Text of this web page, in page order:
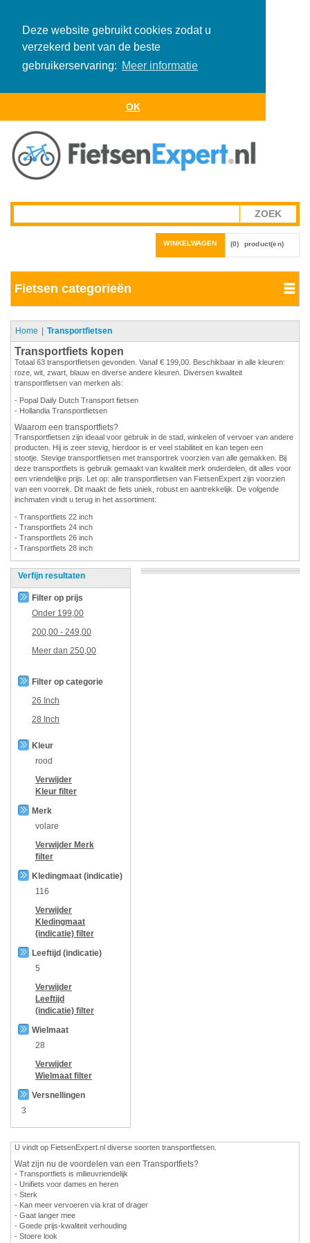
Deze website gebruikt cookies zodat u
verzekerd bent van de beste
gebruikerservaring: Meer informatie
OK
WINKELWAGEN (0) product(en)
Fietsen categorieën
Home Transportfietsen
Transportfiets kopen
Totaal 63 transportfietsen gevonden. Vanaf € 199,00. Beschikbaar in alle kleuren:
roze, wit, zwart, blauw en diverse andere kleuren. Diversen kwaliteit
transportfietsen van merken als:
- Popal Daily Dutch Transport fietsen
- Hollandia Transportfietsen
Waarom een transportfiets?
Transportfietsen zijn ideaal voor gebruik in de stad, winkelen of vervoer van andere
producten. Hij is zeer stevig, hierdoor is er veel stabiliteit en kan tegen een
stootje. Stevige transportfietsen met transportrek voorzien van alle gemakken. Bij
deze transportfiets is gebruik gemaakt van kwaliteit merk onderdelen, dit alles voor
een vriendelijke prijs. Let op: alle transportfietsen van FietsenExpert zijn voorzien
van een voorrek. Dit maakt de fiets uniek, robust en aantrekkelijk. De volgende
inchmaten vindt u terug in het assortiment:
- Transportfiets 22 inch
- Transportfiets 24 inch
- Transportfiets 26 inch
- Transportfiets 28 inch
Verfijn resultaten
Filter op prijs
Onder 199,00
200,00 - 249,00
Meer dan 250,00
Filter op categorie
26 Inch
28 Inch
Kleur
rood
Verwijder
Kleur filter
Merk
volare
Verwijder Merk
filter
Kledingmaat (indicatie)
116
Verwijder
Kledingmaat
(indicatie) filter
Leeftijd (indicatie)
5
Verwijder
Leeftijd
(indicatie) filter
Wielmaat
28
Verwijder
Wielmaat filter
Versnellingen
3
U vindt op FietsenExpert.nl diverse soorten transportfietsen.
Wat zijn nu de voordelen van een Transportfiets?
- Transportfiets is milieuvriendelijk
- Unifiets voor dames en heren
- Sterk
- Kan meer vervoeren via krat of drager
- Gaat langer mee
- Goede prijs-kwaliteit verhouding
- Stoere look